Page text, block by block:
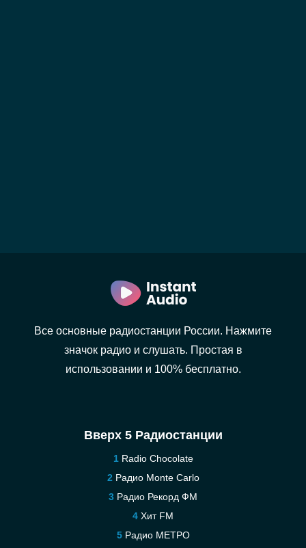
Все основные радиостанции России. Нажмите
значок радио и слушать. Простая в
использовании и 100% бесплатно.
Вверх 5 Радиостанции
Radio Chocolate
Радио Monte Carlo
Радио Рекорд ФМ
Хит FM
Радио МЕТРО